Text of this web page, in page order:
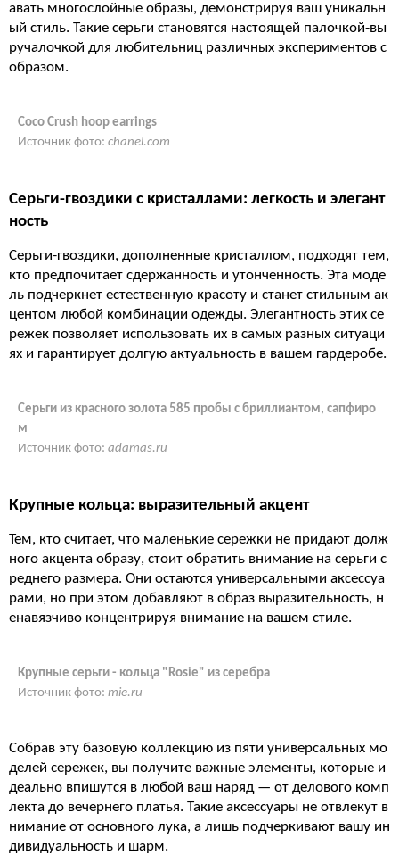
авать многослойные образы, демонстрируя ваш уникальн
ый стиль. Такие серьги становятся настоящей палочкой-вы
ручалочкой для любительниц различных экспериментов с
образом.
Coco Crush hoop earrings
Источник фото: chanel.com
Серьги-гвоздики с кристаллами: легкость и элегант
ность
Серьги-гвоздики, дополненные кристаллом, подходят тем,
кто предпочитает сдержанность и утонченность. Эта моде
ль подчеркнет естественную красоту и станет стильным ак
центом любой комбинации одежды. Элегантность этих се
режек позволяет использовать их в самых разных ситуаци
ях и гарантирует долгую актуальность в вашем гардеробе.
Серьги из красного золота 585 пробы с бриллиантом, сапфиро
м
Источник фото: adamas.ru
Крупные кольца: выразительный акцент
Тем, кто считает, что маленькие сережки не придают долж
ного акцента образу, стоит обратить внимание на серьги с
реднего размера. Они остаются универсальными аксессуа
рами, но при этом добавляют в образ выразительность, н
енавязчиво концентрируя внимание на вашем стиле.
Крупные серьги - кольца "Rosie" из серебра
Источник фото: mie.ru
Собрав эту базовую коллекцию из пяти универсальных мо
делей сережек, вы получите важные элементы, которые и
деально впишутся в любой ваш наряд — от делового комп
лекта до вечернего платья. Такие аксессуары не отвлекут в
нимание от основного лука, а лишь подчеркивают вашу ин
дивидуальность и шарм.